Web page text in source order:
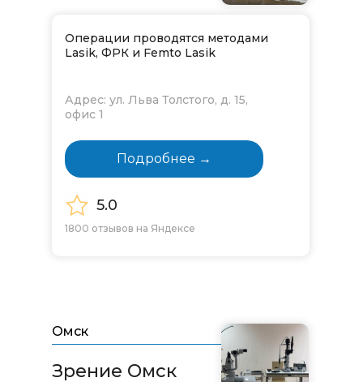
Операции проводятся методами
Lasik, ФРК и Femto Lasik
Подробнее →
Адрес: ул. Льва Толстого, д. 15,
офис 1
5.0
1800 отзывов на Яндексе
Омск
Зрение Омск​​​​​​​